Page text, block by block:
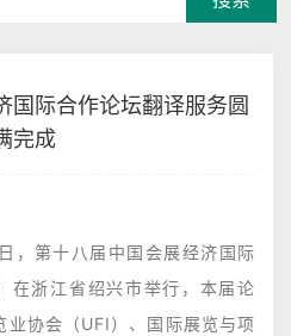
国际合作论坛翻译服务圆
完成
， 第十八届中国会展经济国际
在浙江省绍兴市举行，本届论
业协会（UFI）、国际展览与项